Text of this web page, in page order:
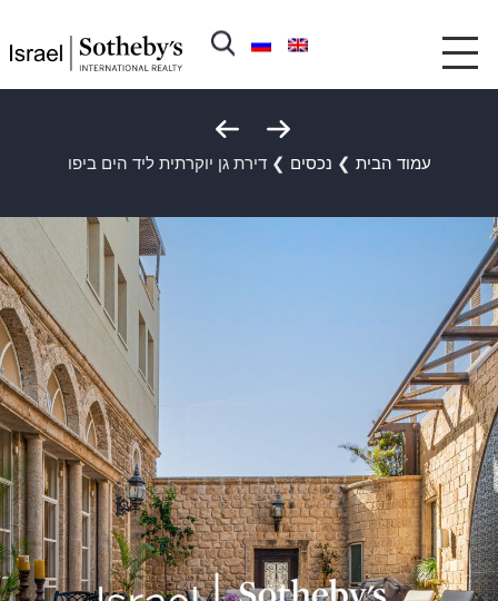
עמוד הבית ❯ נכסים ❯ דירת גן יוקרתית ליד הים ביפו